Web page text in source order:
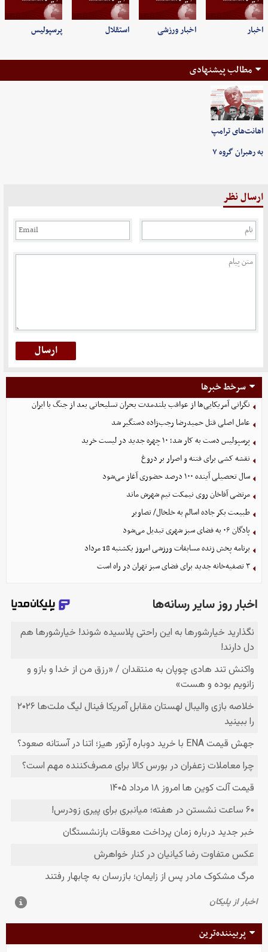
اخبار اخبار ورزشی استقلال پرسپولیس
مطالب پیشنهادی
اهانت‌های ترامپ
به رهبران گروه ۷
ارسال نظر
سرخط خبرها
نگرانی آمریکایی‌ها از عواقب بلندمدت بحران تسلیحاتی بعد از جنگ با ایران
عامل اصلی قتل حمیدرضا رجب‌زاده دستگیر شد
پرسپولیس دست به کار شد؛ ۱۰ چهره جدید در لیست خرید
نقشه کشی برای فتنه و اصرار بر دروغ
سال تحصیلی آینده ۱۰۰ درصد حضوری آغاز می‌شود
مرتضی آقاخان روی نیمکت تیم شهرش ماند
طبیعت بکر جاده اسالم به خلخال/ تصاویر
پادگان ۰۶ به فضای سبز شهری تبدیل می‌شود
برنامه پخش زنده مسابقات ورزشی امروز یکشنبه 18 مرداد
۳ تصفیه‌خانه جدید برای فضای سبز تهران در راه است
پربیننده‌ترین